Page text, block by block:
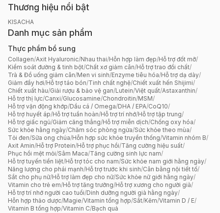
Thương hiệu nổi bật
KISACHA
Danh mục sản phẩm
Thực phẩm bổ sung
Collagen/Axit Hyaluronic/Nhau thai/Hỗn hợp làm đẹp/Hỗ trợ đốt mỡ/
Kiểm soát đường & tinh bột/Chất xơ giảm cân/Hỗ trợ trao đổi chất/
Trà & Đồ uống giảm cân/Men vi sinh/Enzyme tiêu hóa/Hỗ trợ dạ dày/
Giảm đầy hơi/Hỗ trợ táo bón/Tinh chất nghệ/Chiết xuất hến Shijimi/
Chiết xuất hàu/Giải rượu & bảo vệ gan/Lutein/Việt quất/Astaxanthin/
Hỗ trợ thị lực/Canxi/Glucosamine/Chondroitin/MSM/
Hỗ trợ vận động khớp/Dầu cá / Omega/DHA / EPA/CoQ10/
Hỗ trợ huyết áp/Hỗ trợ tuần hoàn/Hỗ trợ trí nhớ/Hỗ trợ tập trung/
Hỗ trợ giấc ngủ/Giảm căng thẳng/Hỗ trợ miễn dịch/Chống oxy hóa/
Sức khỏe hằng ngày/Chăm sóc phòng ngừa/Sức khỏe theo mùa/
Tỏi đen/Sữa ong chúa/Hỗn hợp sức khỏe truyền thống/Vitamin nhóm B/
Axit Amin/Hỗ trợ Protein/Hỗ trợ phục hồi/Tăng cường hiệu suất/
Phục hồi mệt mỏi/Sâm Maca/Tăng cường sinh lực nam/
Hỗ trợ tuyến tiền liệt/Hỗ trợ tóc cho nam/Sức khỏe nam giới hằng ngày/
Năng lượng cho phái mạnh/Hỗ trợ trước khi sinh/Cân bằng nội tiết tố/
Sắt cho phụ nữ/Hỗ trợ làm đẹp cho nữ/Sức khỏe nữ giới hằng ngày/
Vitamin cho trẻ em/Hỗ trợ tăng trưởng/Hỗ trợ xương cho người già/
Hỗ trợ trí nhớ người cao tuổi/Dinh dưỡng người già hằng ngày/
Hỗn hợp thảo dược/Magie/Vitamin tổng hợp/Sắt/Kẽm/Vitamin D / E/
Vitamin B tổng hợp/Vitamin C/Bạch quả